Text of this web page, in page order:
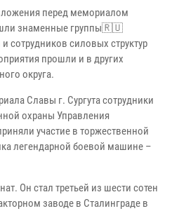
перед мемориалом
знаменные группы🇷🇺
сотрудников силовых структур
прошли и в других
округа.
Славы г. Сургута сотрудники
охраны Управления
участие в торжественной
легендарной боевой машине –
Он стал третьей из шести сотен
заводе в Сталинграде в